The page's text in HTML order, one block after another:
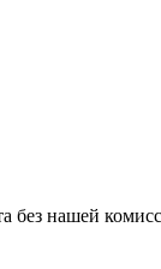
без нашей